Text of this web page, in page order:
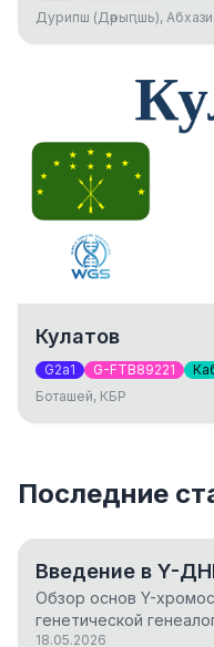
Дурипш (Дәрыԥшь),
Кулатов
G2a1 G-FTB89221
Боташей, КБР
Последние
Введение в Y-
Обзор основ Y-
генетической
18.05.2026